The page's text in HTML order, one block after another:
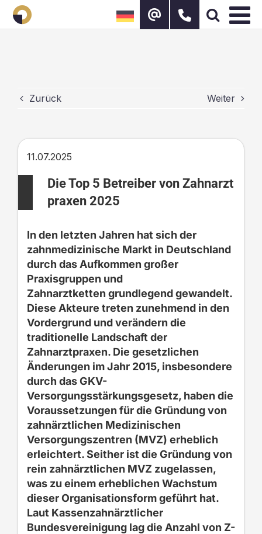
Zum
Inhalt
springen
Zurück Weiter
11.07.2025
Die Top 5 Betreiber von Zahnarzt
praxen 2025
In den letzten Jahren hat sich der
zahnmedizinische Markt in Deutschland
durch das Aufkommen großer
Praxisgruppen und
Zahnarztketten grundlegend gewandelt.
Diese Akteure treten zunehmend in den
Vordergrund und verändern die
traditionelle Landschaft der
Zahnarztpraxen. Die gesetzlichen
Änderungen im Jahr 2015, insbesondere
durch das GKV-
Versorgungsstärkungsgesetz, haben die
Voraussetzungen für die Gründung von
zahnärztlichen Medizinischen
Versorgungszentren (MVZ) erheblich
erleichtert. Seither ist die Gründung von
rein zahnärztlichen MVZ zugelassen,
was zu einem erheblichen Wachstum
dieser Organisationsformgeführt hat.
Laut Kassenzahnärztlicher
Bundesvereinigung lag die Anzahl von Z-